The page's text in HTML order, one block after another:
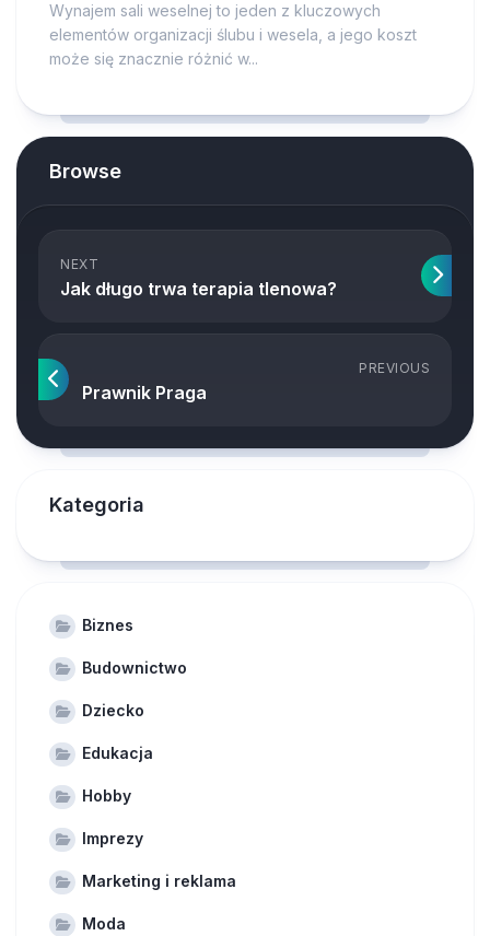
Wynajem sali weselnej to jeden z kluczowych
elementów organizacji ślubu i wesela, a jego koszt
może się znacznie różnić w...
Browse
NEXT
Jak długo trwa terapia tlenowa?
PREVIOUS
Prawnik Praga
Kategoria
Biznes
Budownictwo
Dziecko
Edukacja
Hobby
Imprezy
Marketing i reklama
Moda